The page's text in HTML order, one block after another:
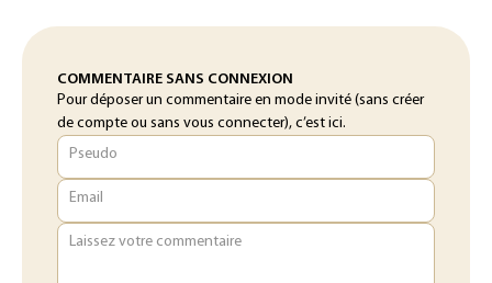
COMMENTAIRE SANS CONNEXION
Pour déposer un commentaire en mode invité (sans créer
de compte ou sans vous connecter), c’est ici.
Pseudo
Email
Laissez votre commentaire